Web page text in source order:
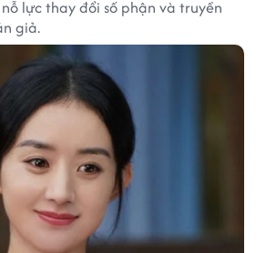
lực thay đổi số phận và truyền
giả.